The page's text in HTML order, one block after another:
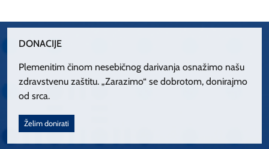
DONACIJE
Plemenitim činom nesebičnog darivanja osnažimo našu
zdravstvenu zaštitu. „Zarazimo“ se dobrotom, donirajmo
od srca.
Želim donirati